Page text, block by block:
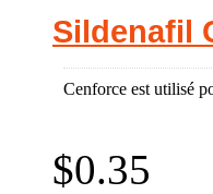
Sildenafil
Cenforce est utilisé
$0.35